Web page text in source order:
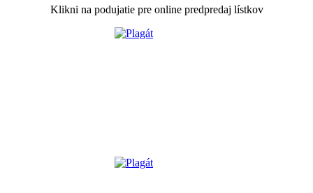
Klikni na podujatie pre online predpredaj lístkov